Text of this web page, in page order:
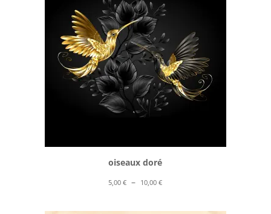
10,00 €
oiseaux doré
5,00€ – 10,00€Plage
prix :